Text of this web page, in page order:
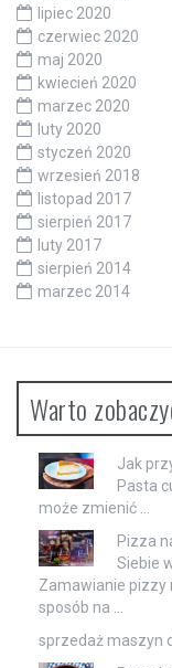
lipiec 2020
czerwiec 2020
maj 2020
kwiecień 2020
marzec 2020
luty 2020
styczeń 2020
wrzesień 2018
listopad 2017
sierpień 2017
luty 2017
sierpień 2014
marzec 2014
Warto
Jak
Pasta
może zmienić …
Pizza
Siebie
Zamawianie pizzy
sposób na …
sprzedaż maszyn